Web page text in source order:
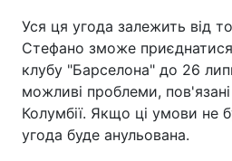
Уся ця угода залежить від
Стефано зможе
клубу "Барселона" до 26
можливі проблеми,
Колумбії. Якщо ці умови не
угода буде анульована.